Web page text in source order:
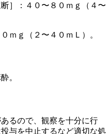
］：４０〜８０ｍｇ（４〜
ｍｇ（２〜４０ｍＬ）。
。
るので、観察を十分に行
与を中止するなど適切な処